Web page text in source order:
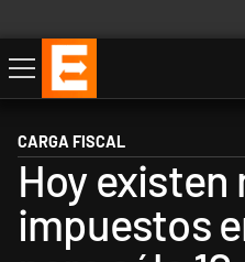
Economía
Política
Internacional
Actualidad
Descargá la App
CARGA FISCAL
Hoy existen
impuestos